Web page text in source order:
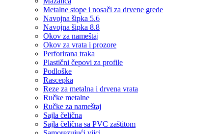
Metalne stope i nosači za drvene grede
Navojna šipka 5.6
Navojna šipka 8.8
Okov za nameštaj
Okov za vrata i prozore
Perforirana traka
Plastični čepovi za profile
Podloške
Rascepka
Reze za metalna i drvena vrata
Ručke metalne
Ručke za nameštaj
Sajla čelična
Sajla čelična sa PVC zaštitom